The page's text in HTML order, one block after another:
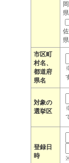
県
県
市区町
村名、
都道府
県名
対象の
選挙区
登録日
時